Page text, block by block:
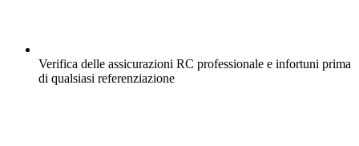
Verifica delle assicurazioni RC professionale e infortuni prima
di qualsiasi referenziazione